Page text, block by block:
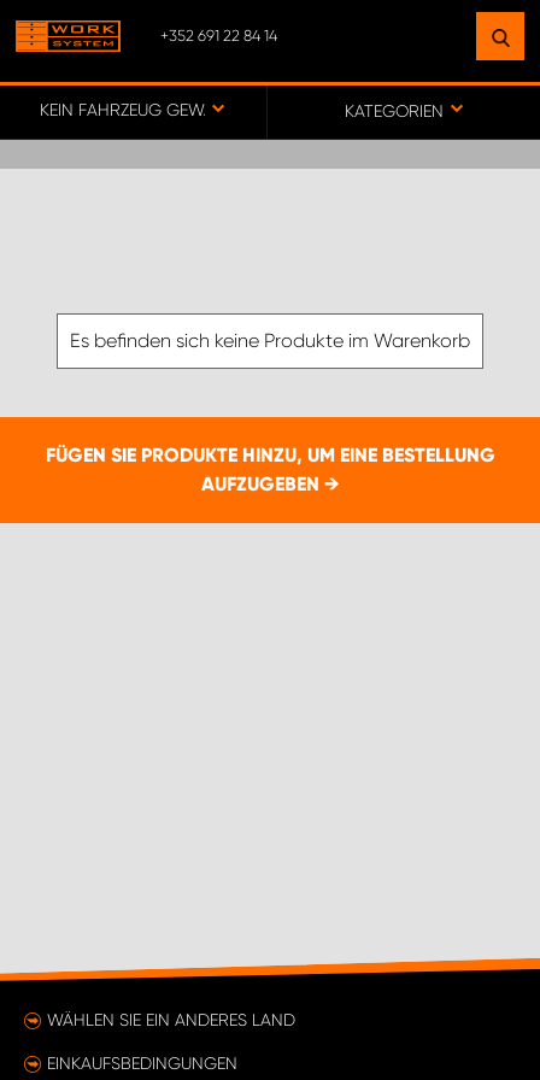
+352 691 22 84 14
KEIN FAHRZEUG GEWÄHLT KATEGORIEN
Es befinden sich keine Produkte im Warenkorb
FÜGEN SIE PRODUKTE HINZU, UM EINE BESTELLUNG
AUFZUGEBEN →
WÄHLEN SIE EIN ANDERES LAND
EINKAUFSBEDINGUNGEN
FINDEN SIE EINEN STANDORT
IN IHRER NÄHE